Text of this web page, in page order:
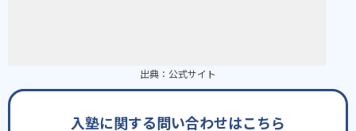
出典： 公式サイト
入塾に関する問い合わせはこちら